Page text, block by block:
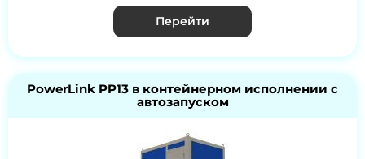
Перейти
PowerLink PP13 в контейнерном исполнении с
автозапуском